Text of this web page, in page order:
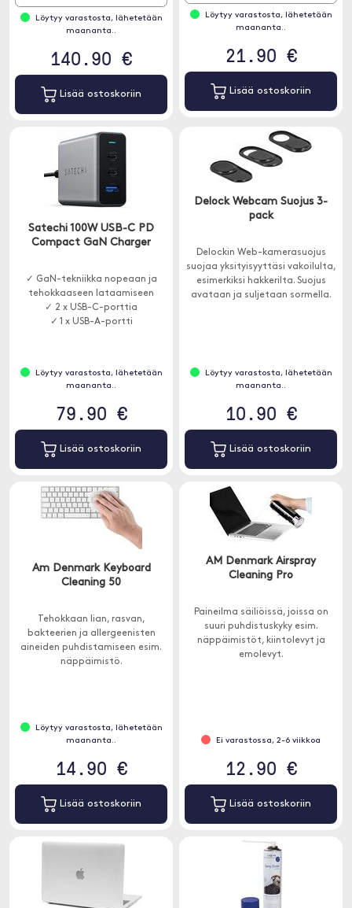
Löytyy varastosta, lähetetään
maananta..
140.90 €
Lisää ostoskoriin
Löytyy varastosta, lähetetään
maananta..
21.90 €
Lisää ostoskoriin
Satechi 100W USB-C PD
Compact GaN Charger
✓ GaN-tekniikka nopeaan ja
tehokkaaseen lataamiseen
✓ 2 x USB-C-porttia
✓ 1 x USB-A-portti
Löytyy varastosta, lähetetään
maananta..
79.90 €
Lisää ostoskoriin
Delock Webcam Suojus 3-
pack
Delockin Web-kamerasuojus
suojaa yksityisyyttäsi vakoilulta,
esimerkiksi hakkerilta. Suojus
avataan ja suljetaan sormella.
Löytyy varastosta, lähetetään
maananta..
10.90 €
Lisää ostoskoriin
Am Denmark Keyboard
Cleaning 50
Tehokkaan lian, rasvan,
bakteerien ja allergeenisten
aineiden puhdistamiseen esim.
näppäimistö.
Löytyy varastosta, lähetetään
maananta..
14.90 €
Lisää ostoskoriin
AM Denmark Airspray
Cleaning Pro
Paineilma säiliöissä, joissa on
suuri puhdistuskyky esim.
näppäimistöt, kiintolevyt ja
emolevyt.
Ei varastossa, 2-6 viikkoa
12.90 €
Lisää ostoskoriin